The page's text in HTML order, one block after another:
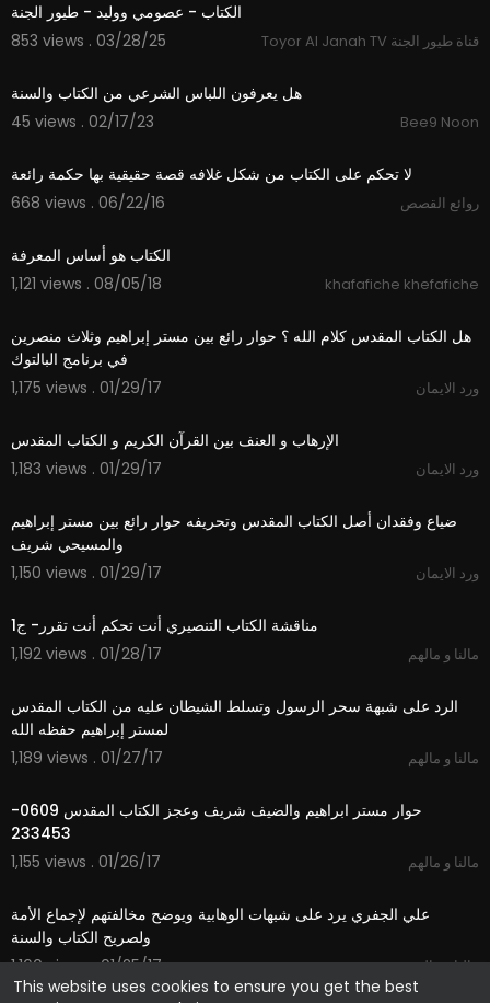
This website uses cookies to ensure you get the best
الكتاب - عصومي ووليد - طيور الجنة
853 views . 03/28/25
Toyor Al Janah TV قناة طيور الجنة
هل يعرفون اللباس الشرعي من الكتاب والسنة
45 views . 02/17/23
Bee9 Noon
لا تحكم على الكتاب من شكل غلافه قصة حقيقية بها حكمة رائعة
668 views . 06/22/16
روائع القصص
الكتاب هو أساس المعرفة
1,121 views . 08/05/18
khafafiche khefafiche
‫هل الكتاب المقدس كلام الله ؟ حوار رائع بين مستر إبراهيم وثلاث منصرين
1,175 views . 01/29/17
ورد الايمان
1,183 views . 01/29/17
ورد الايمان
‫ضياع وفقدان أصل الكتاب المقدس وتحريفه حوار رائع بين مستر إبراهيم
1,150 views . 01/29/17
ورد الايمان
1,192 views . 01/28/17
مالنا و مالهم
‫الرد على شبهة سحر الرسول وتسلط الشيطان عليه من الكتاب المقدس
1,189 views . 01/27/17
مالنا و مالهم
‫حوار مستر ابراهيم والضيف شريف وعجز الكتاب المقدس 0609-
1,155 views . 01/26/17
مالنا و مالهم
‫علي الجفري يرد على شبهات الوهابية ويوضح مخالفتهم لإجماع الأمة
1,160 views . 01/25/17
مالنا و مالهم